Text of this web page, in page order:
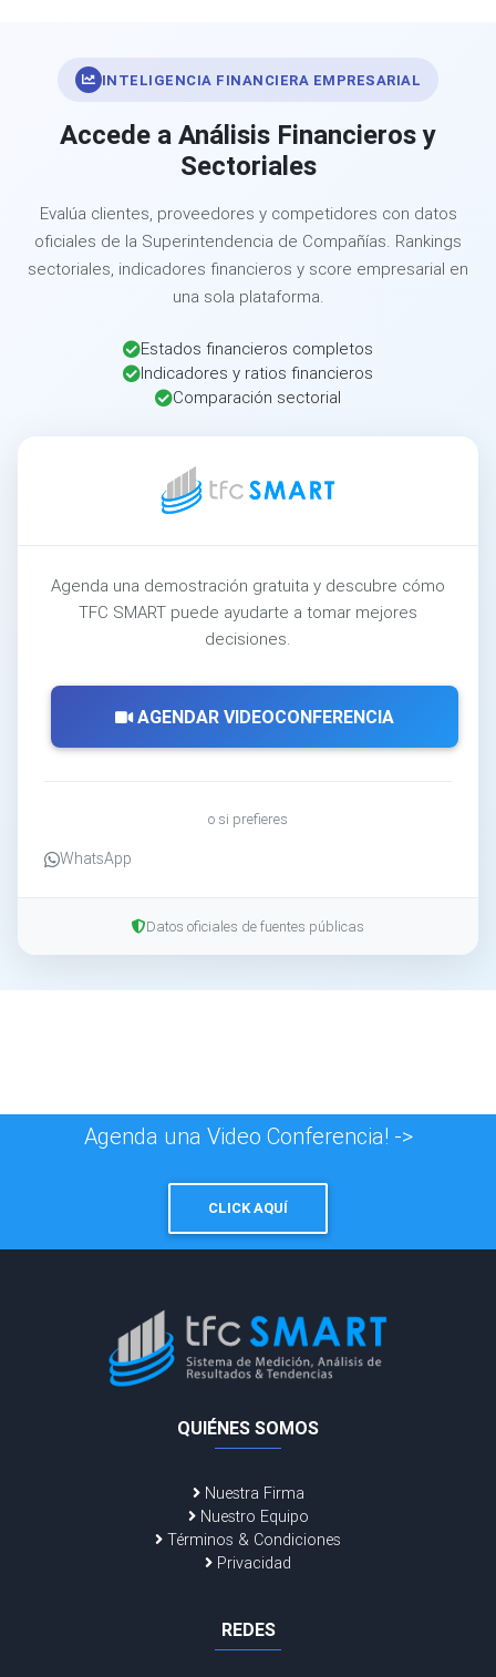
INTELIGENCIA FINANCIERA EMPRESARIAL
Accede a Análisis Financieros y
Sectoriales
Evalúa clientes, proveedores y competidores con datos
oficiales de la Superintendencia de Compañías. Rankings
sectoriales, indicadores financieros y score empresarial en
una sola plataforma.
Estados financieros completos
Indicadores y ratios financieros
Comparación sectorial
Agenda una demostración gratuita y descubre cómo
TFC SMART puede ayudarte a tomar mejores
decisiones.
AGENDAR VIDEOCONFERENCIA
o si prefieres
WhatsApp
Datos oficiales de fuentes públicas
Agenda una Video Conferencia! ->
CLICK AQUÍ
QUIÉNES SOMOS
Nuestra Firma
Nuestro Equipo
Términos & Condiciones
Privacidad
REDES